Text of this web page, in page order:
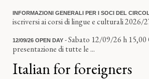
INFORMAZIONI GENERALI PER I SOCI DEL
iscriversi ai corsi di lingue e culturali 2026/
12/09/26 OPEN DAY - Sabato 12/09/26 h 15,00
presentazione di tutte le ...
Italian for foreigners